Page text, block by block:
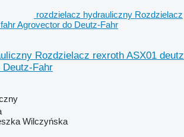
rozdzielacz hydrauliczny Rozdzielacz
Agrovector do Deutz-Fahr
Rozdzielacz rexroth ASX01 deutz
Deutz-Fahr
Wilczyńska